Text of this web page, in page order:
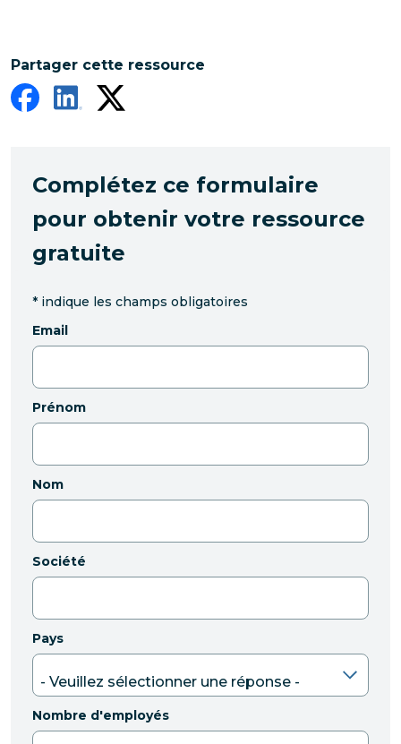
Partager cette ressource
Complétez ce formulaire
pour obtenir votre ressource
gratuite
* indique les champs obligatoires
Email
Prénom
Nom
Société
Pays
Nombre d'employés